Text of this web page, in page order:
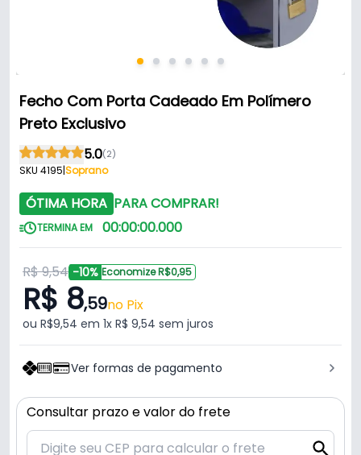
Fecho Com Porta Cadeado Em Polímero
Preto Exclusivo
5.0(2)
SKU 4195|Soprano
ÓTIMA HORA PARA COMPRAR!
TERMINA EM 00:00:00.000
R$ 9,54 -10% Economize R$0,95
R$ 8,59no Pix
ou R$9,54 em 1x R$ 9,54 sem juros
Ver formas de pagamento
Consultar prazo e valor do frete